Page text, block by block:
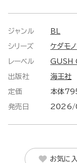
ジャンル BL
シリーズ ケダモ
レーベル GUSH
出版社 海王社
定価 本体
発売日 2026/
お気に